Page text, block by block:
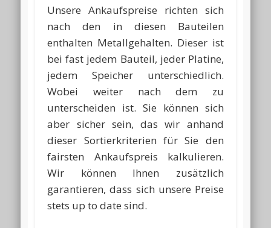
Unsere Ankaufspreise richten sich
nach den in diesen Bauteilen
enthalten Metallgehalten. Dieser ist
bei fast jedem Bauteil, jeder Platine,
jedem Speicher unterschiedlich.
Wobei weiter nach dem zu
unterscheiden ist. Sie können sich
aber sicher sein, das wir anhand
dieser Sortierkriterien für Sie den
fairsten Ankaufspreis kalkulieren.
Wir können Ihnen zusätzlich
garantieren, dass sich unsere Preise
stets up to date sind.